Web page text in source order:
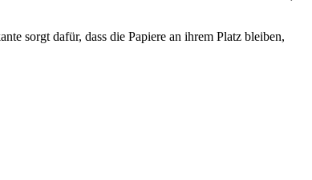
sorgt dafür, dass die Papiere an ihrem Platz bleiben,